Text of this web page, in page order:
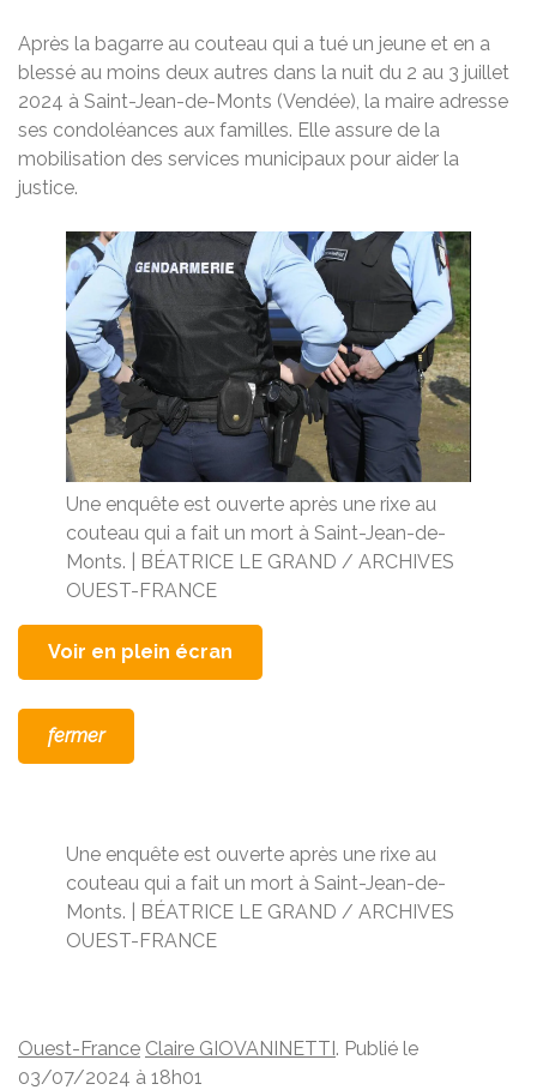
Après la bagarre au couteau qui a tué un jeune et en a
blessé au moins deux autres dans la nuit du 2 au 3 juillet
2024 à Saint-Jean-de-Monts (Vendée), la maire adresse
ses condoléances aux familles. Elle assure de la
mobilisation des services municipaux pour aider la
justice.
Une enquête est ouverte après une rixe au
couteau qui a fait un mort à Saint-Jean-de-
Monts. |
BÉATRICE LE GRAND / ARCHIVES
OUEST-FRANCE
Voir en plein écran
fermer
Une enquête est ouverte après une rixe au
couteau qui a fait un mort à Saint-Jean-de-
Monts. |
BÉATRICE LE GRAND / ARCHIVES
OUEST-FRANCE
Ouest-France Claire GIOVANINETTI. Publié le
03/07/2024 à 18h01